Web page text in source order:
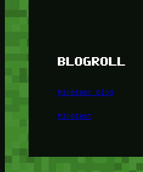
BLOGROLL
Minetest Blog
Minetest